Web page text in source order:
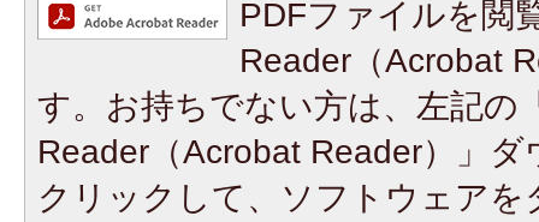
PDFファイルを閲
Reader（Acrobat
す。お持ちでない方は、左記の
Reader（Acrobat Reader）」
クリックして、ソフトウェア